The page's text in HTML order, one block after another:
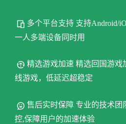
多个平台支持 支持Android/
一人多端设备同时用
精选游戏加速 精选回国游戏
线游戏，低延迟超稳定
售后实时保障 专业的技术团
控,保障用户的加速体验